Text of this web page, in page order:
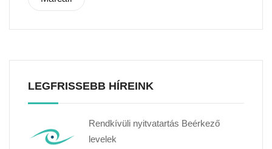
LEGFRISSEBB HÍREINK
Rendkívüli nyitvatartás Beérkező
levelek